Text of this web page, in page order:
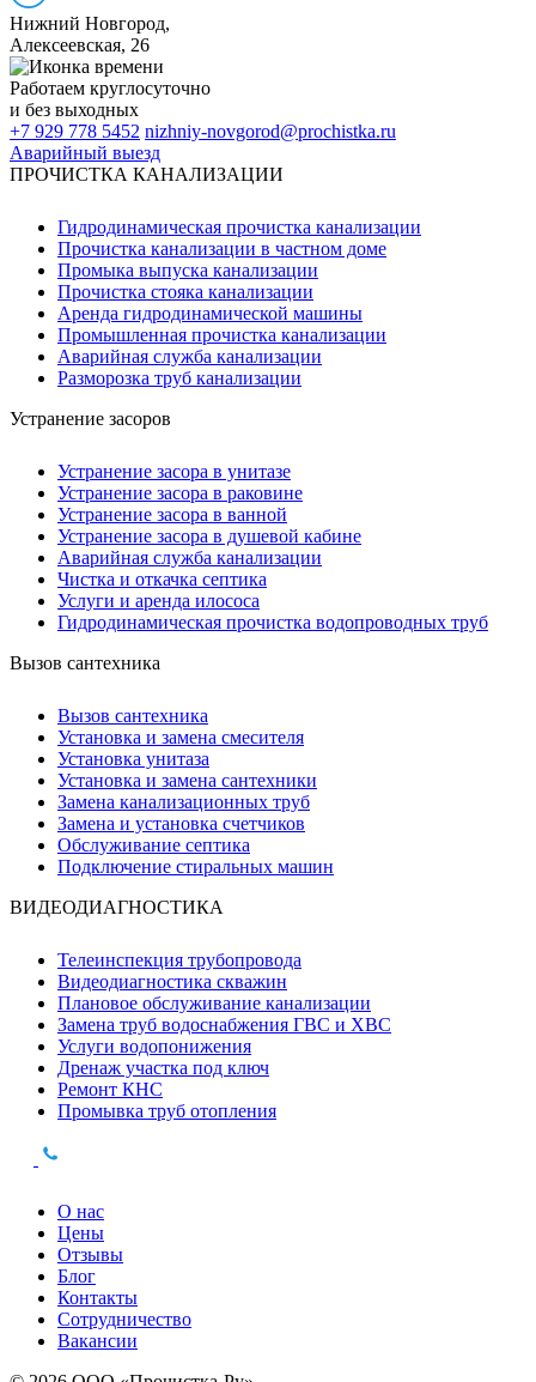
Нижний Новгород,
Алексеевская, 26
Работаем круглосуточно
и без выходных
+7 929 778 5452 nizhniy-novgorod@prochistka.ru
Аварийный выезд
ПРОЧИСТКА КАНАЛИЗАЦИИ
Гидродинамическая прочистка канализации
Прочистка канализации в частном доме
Промыка выпуска канализации
Прочистка стояка канализации
Аренда гидродинамической машины
Промышленная прочистка канализации
Аварийная служба канализации
Разморозка труб канализации
Устранение засоров
Устранение засора в унитазе
Устранение засора в раковине
Устранение засора в ванной
Устранение засора в душевой кабине
Аварийная служба канализации
Чистка и откачка септика
Услуги и аренда илососа
Гидродинамическая прочистка водопроводных труб
Вызов сантехника
Вызов сантехника
Установка и замена смесителя
Установка унитаза
Установка и замена сантехники
Замена канализационных труб
Замена и установка счетчиков
Обслуживание септика
Подключение стиральных машин
ВИДЕОДИАГНОСТИКА
Телеинспекция трубопровода
Видеодиагностика скважин
Плановое обслуживание канализации
Замена труб водоснабжения ГВС и ХВС
Услуги водопонижения
Дренаж участка под ключ
Ремонт КНС
Промывка труб отопления
О нас
Цены
Отзывы
Блог
Контакты
Сотрудничество
Вакансии